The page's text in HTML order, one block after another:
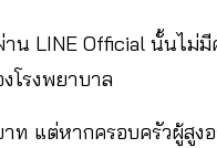
น LINE Official นั้นไม่มี
โรงพยาบาล
แต่หากครอบครัวผู้สูงอ